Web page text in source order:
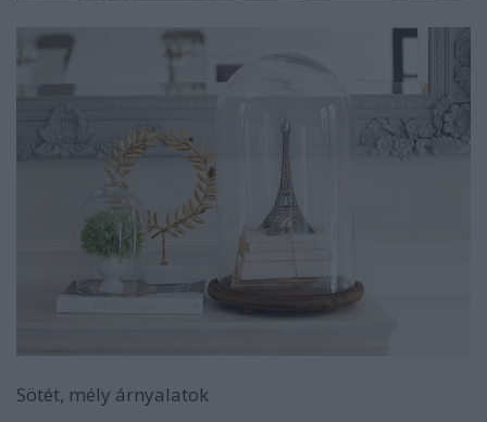
Sötét, mély árnyalatok